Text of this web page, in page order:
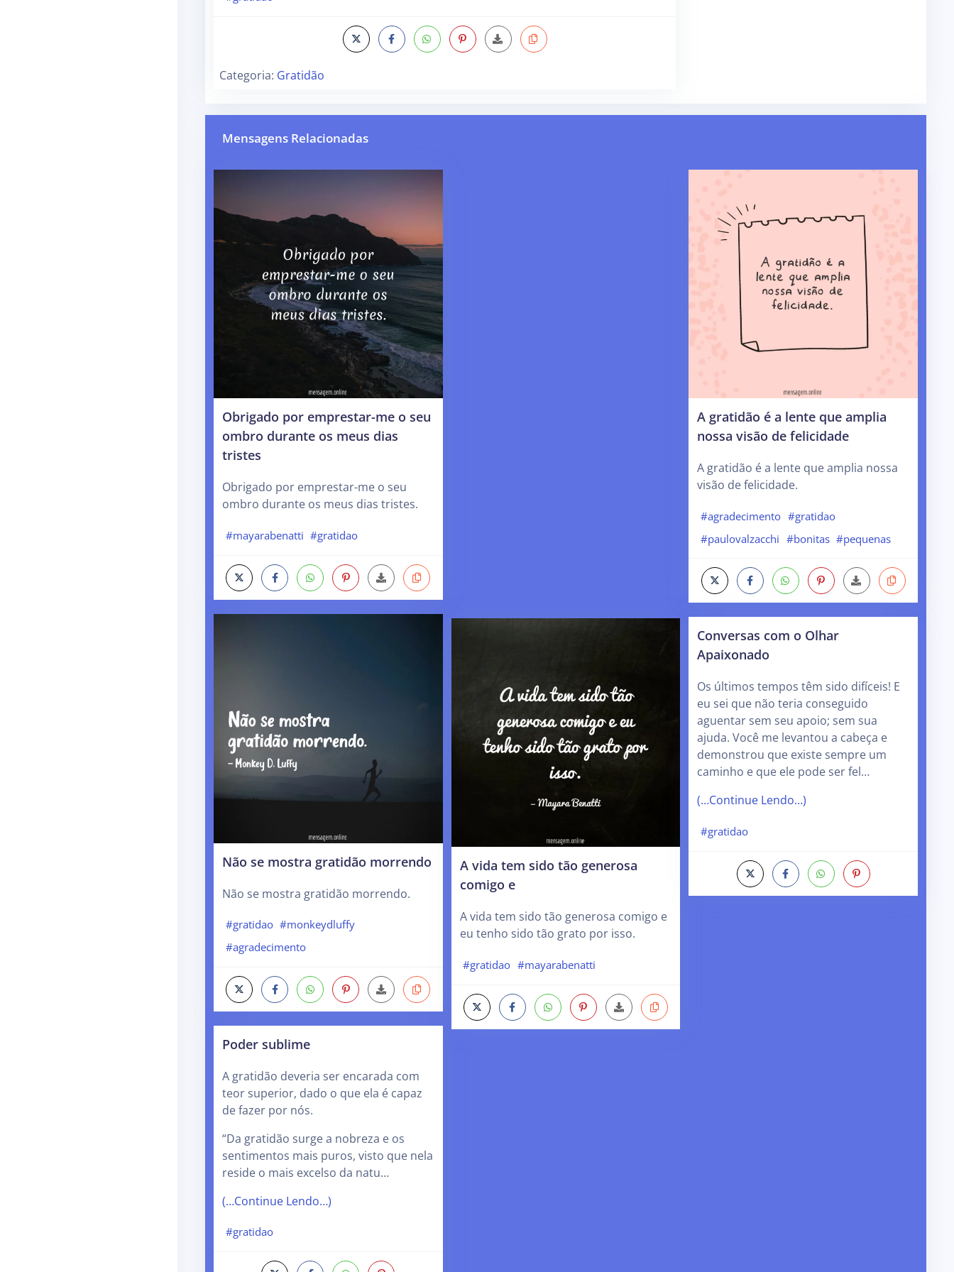
Categoria: Gratidão
Mensagens Relacionadas
Obrigado por emprestar-me o seu
ombro durante os meus dias
tristes
Obrigado por emprestar-me o seu
ombro durante os meus dias tristes.
#mayarabenatti #gratidao
Não se mostra gratidão morrendo
Não se mostra gratidão morrendo.
#gratidao #monkeydluffy
#agradecimento
Poder sublime
A gratidão deveria ser encarada com
teor superior, dado o que ela é capaz
de fazer por nós.
“Da gratidão surge a nobreza e os
sentimentos mais puros, visto que nela
reside o mais excelso da natu…
(…Continue Lendo…)
#gratidao
A vida tem sido tão generosa
comigo e
A vida tem sido tão generosa comigo e
eu tenho sido tão grato por isso.
#gratidao #mayarabenatti
A gratidão é a lente que amplia
nossa visão de felicidade
A gratidão é a lente que amplia nossa
visão de felicidade.
#agradecimento #gratidao
#paulovalzacchi #bonitas #pequenas
Conversas com o Olhar
Apaixonado
Os últimos tempos têm sido difíceis! E
eu sei que não teria conseguido
aguentar sem seu apoio; sem sua
ajuda. Você me levantou a cabeça e
demonstrou que existe sempre um
caminho e que ele pode ser fel…
(…Continue Lendo…)
#gratidao